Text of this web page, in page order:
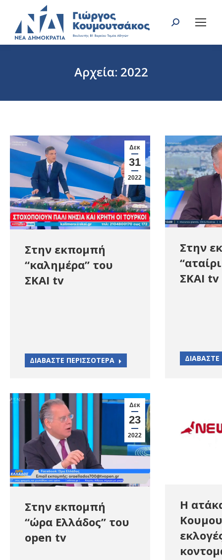
Search:
Αρχεία: 2022
Δεκ
31
2022
Στην εκπομπή
“καλημέρα” του
ΣΚΑΙ tv
ΔΙΑΒΑΣΤΕ ΠΕΡΙΣΣΟΤΕΡΑ
Στην
ΣΚΑΙ tv
Δεκ
23
2022
Στην εκπομπή
“ώρα Ελλάδος” του
open tv
Η